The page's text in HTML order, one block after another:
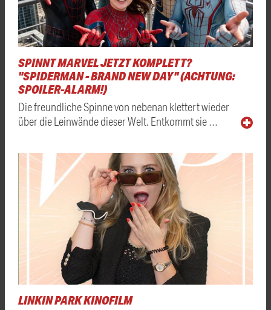
SPINNT MARVEL JETZT KOMPLETT?
"SPIDERMAN - BRAND NEW DAY" (ACHTUNG:
SPOILER-ALARM!)
Die freundliche Spinne von nebenan klettert wieder
über die Leinwände dieser Welt. Entkommt sie …
LINKIN PARK KINOFILM